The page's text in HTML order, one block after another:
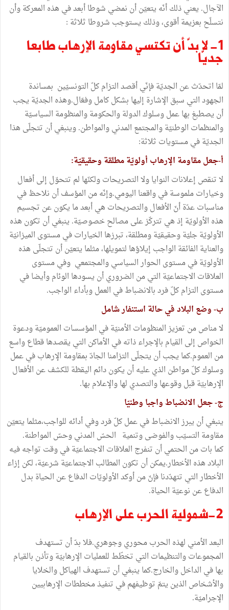
الآجال. يعني ذلك أنّه يتعيّن أن نمضي شوطا أبعد في هذه المعركة وأن
نتسلّح بعزيمة أقوى، وذلك يستوجب شروطا ثلاثة :
1- لا بدّ أن تكتسي مقاومة الإرهاب طابعا
جديّا
لمّا اتحدّث عن الجديّة فإنّي أقصد التزام كلّ التونسيّين بمساندة
الجهود التي سبق الإشارة إليها بشكل كامل وفعّال.وهذه الجديّة يجب
أن يصطبغ بها عمل وسلوك الدولة والحكومة والمنظومة السياسيّة
والمنظمات الوطنيّة والمجتمع المدني والمواطن. وينبغي أن تتجلّى هذا
الجديّة في مستويات ثلاثة:
أ-جعل مقاومة الإرهاب أولويّة مطلقة وحقيقيّة:
لا تنقص إعلانات النوايا ولا التصريحات ولكنّها لم تتحوّل إلى أفعال
وخيارات ملموسة في واقعنا اليومي.وإنّه من المؤسف أن نلاحظ في
مناسبات عدّة أنّ الأفعال والتصريحات هي أبعد ما يكون عن تجسيم
هذه الأولويّة إذ هي تتركّز على مصالح خصوصيّة. ينبغي أن تكون هذه
الأولويّة جليّة وحقيقيّة ومطلقة، تبرزها الخيارات في مستوى الميزانيّة
والعناية الفائقة الواجب إيلاؤها لتمويلها، مثلما يتعيّن أن تتجلّى هذه
الأولويّة في مستوى الحوار السياسي والمجتمعي وفي مستوى
العلاقات الاجتماعيّة التي من الضروري أن يسودها الوئام وأيضا في
مستوى التزام كلّ فرد بالانضباط في العمل وبأداء الواجب.
ب- وضع البلاد في حالة استنفار شامل
لا مناص من تعزيز المنظومات الأمنيّة في المؤسسات العموميّة ودعوة
الخواص إلى القيام بالإجراء ذاته في الأماكن التي يقصدها قطاع واسع
من العموم.كما يجب أن يتجلّى التزامنا الجادّ بمقاومة الإرهاب في عمل
وسلوك كلّ مواطن الذي عليه أن يكون دائم اليقظة للكشف عن الأفعال
الإرهابيّة قبل وقوعها والتصدي لها والإعلام بها.
ج- جعل الانضباط واجبا وطنيّا
ينبغي أن يبرز الانضباط في عمل كلّ فرد وفي أدائه للواجب،مثلما يتعيّن
مقاومة التسيّب والفوضى وتنمية الحسّ المدني وحسّ المواطنة.
كما بات من الحتمي أن تنفرج العلاقات الاجتماعيّة في وقت تواجه فيه
البلاد هذه الأخطار.يمكن أن تكون المطالب الاجتماعيّة شرعيّة، لكن إزاء
الأخطار التي تتهدّدنا فإنّ من أوكد الأولويّات الدفاع عن الحياة بدل
الدفاع عن نوعيّة الحياة.
2-شمولية الحرب على الإرهاب
البعد الأمني لهذه الحرب محوري وجوهري.فلا بدّ أن تستهدف
المجموعات والتنظيمات التي تخطّط للعمليات الإرهابيّة وتأذن بالقيام
بها في الداخل والخارج.كما ينبغي أن تستهدف الهياكل والخلايا
والأشخاص الذين يتمّ توظيفهم في تنفيذ مخططات الإرهابيين
الإجراميّة.